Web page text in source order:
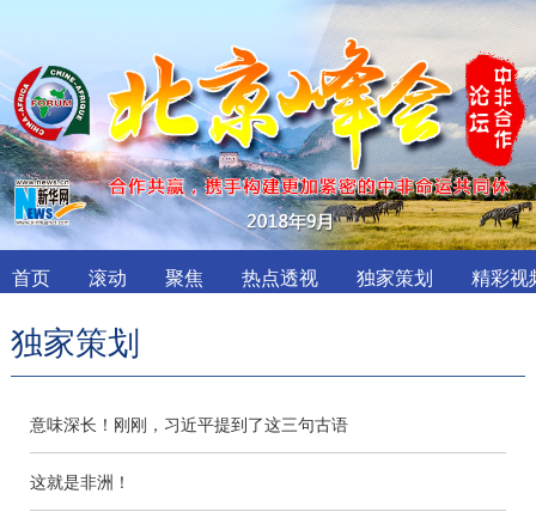
首页 滚动 聚焦 热点透视 独家策划 精彩视
独家策划
意味深长！刚刚，习近平提到了这三句古语
这就是非洲！